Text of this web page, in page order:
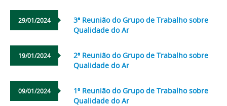
29/01/2024
3ª Reunião do Grupo de Trabalho sobre
Qualidade do Ar
19/01/2024
2ª Reunião do Grupo de Trabalho sobre
Qualidade do Ar
09/01/2024
1ª Reunião do Grupo de Trabalho sobre
Qualidade do Ar